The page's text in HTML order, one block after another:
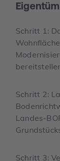
Schritt 1:
Schritt 2:
Landes-
Schritt 3: